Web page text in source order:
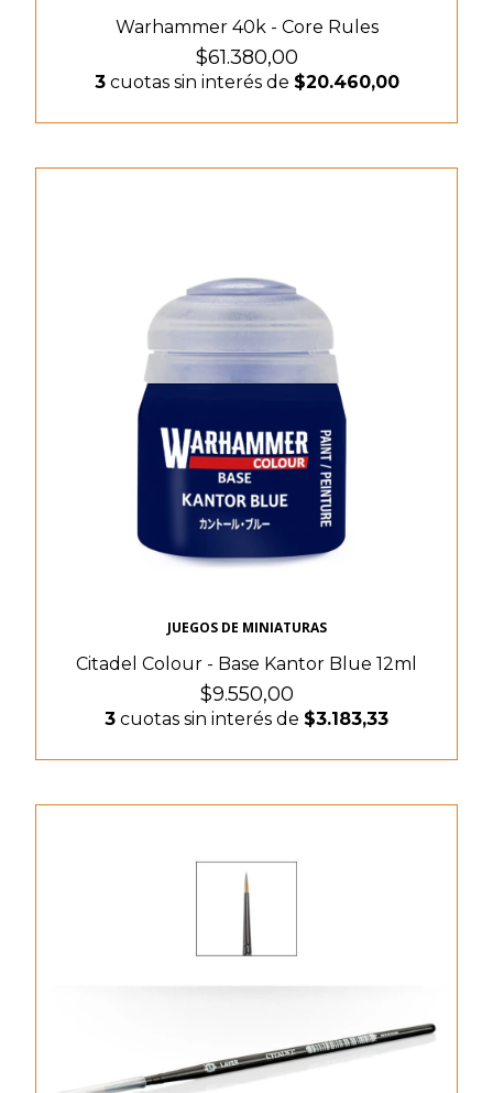
Warhammer 40k - Core Rules
$61.380,00
3cuotas sin interés de $20.460,00
JUEGOS DE MINIATURAS
Citadel Colour - Base Kantor Blue 12ml
$9.550,00
3 cuotas sin interés de $3.183,33